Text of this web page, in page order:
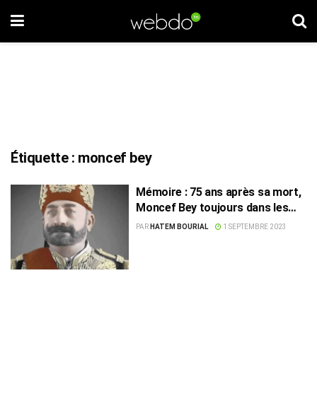
Étiquette : moncef bey
Mémoire : 75 ans après sa mort,
Moncef Bey toujours dans les
cœurs
PAR HATEM BOURIAL 1 SEPTEMBRE 2023